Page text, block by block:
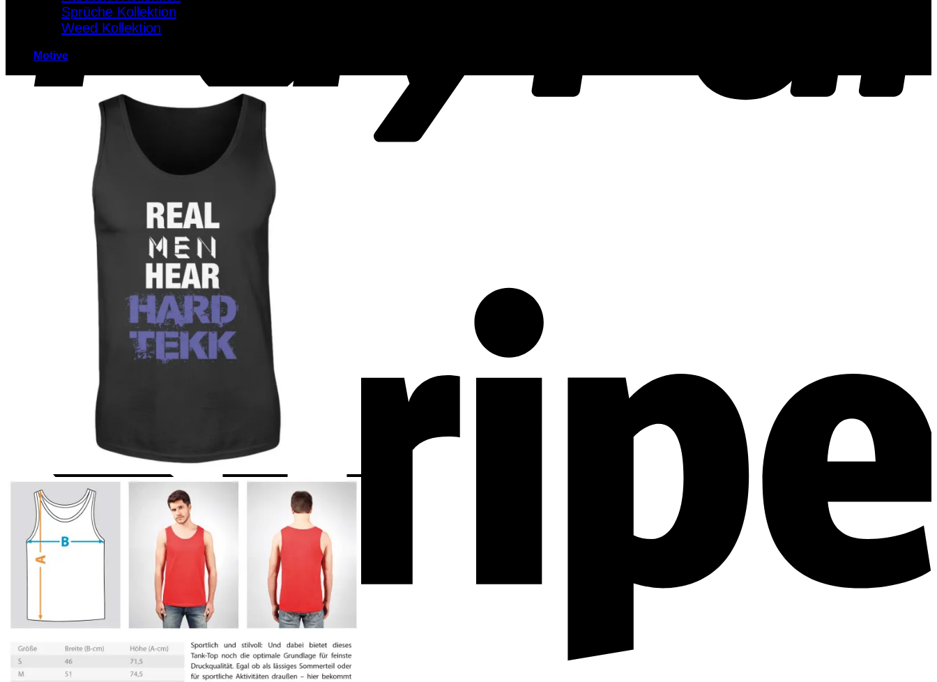
Sprüche Kollektion
Weed Kollektion
Motive